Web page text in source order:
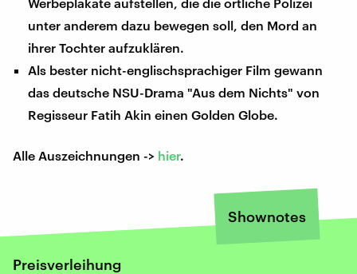
unter anderem dazu bewegen soll, den Mord an
ihrer Tochter aufzuklären.
Als bester nicht-englischsprachiger Film gewann
das deutsche NSU-Drama "Aus dem Nichts" von
Regisseur Fatih Akin einen Golden Globe.
Alle Auszeichnungen -> hier.
Shownotes
Preisverleihung